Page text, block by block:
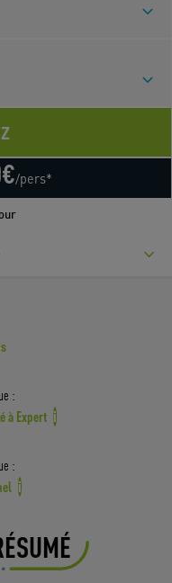
€/pers*
:
à Expert i
:
i